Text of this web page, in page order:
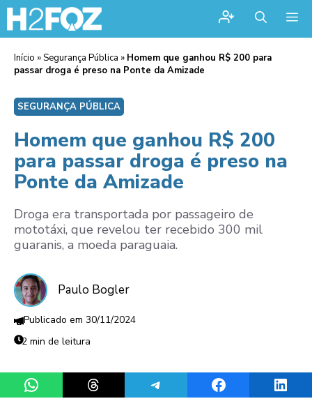
Início »Segurança Pública » Homem que ganhou R$ 200 para
passar droga é preso na Ponte da Amizade
SEGURANÇA PÚBLICA
Homem que ganhou R$ 200
para passar droga é preso na
Ponte da Amizade
Droga era transportada por passageiro de
mototáxi, que revelou ter recebido 300 mil
guaranis, a moeda paraguaia.
Paulo Bogler
30/11/2024
2 min de leitura
Share on WhatsAppShare on ThreadsShare on TelegramShare on Facebook